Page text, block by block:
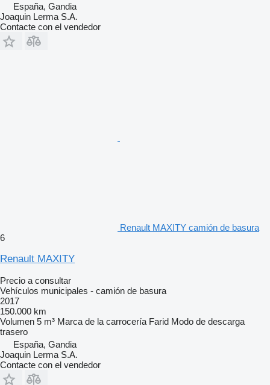
España, Gandia
Joaquin Lerma S.A.
Contacte con el vendedor
Renault MAXITY camión de basura
6
Renault MAXITY
Precio a consultar
Vehículos municipales - camión de basura
2017
150.000 km
Volumen 5 m³ Marca de la carrocería Farid Modo de descarga
trasero
España, Gandia
Joaquin Lerma S.A.
Contacte con el vendedor